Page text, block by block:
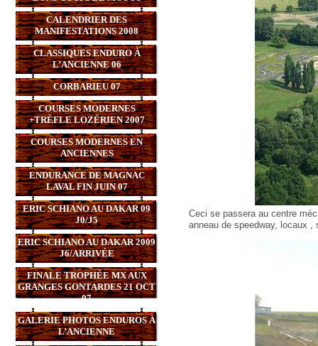
CALENDRIER DES
MANIFESTATIONS 2008
CLASSIQUES ENDURO À
L’ANCIENNE 06
CORBARIEU 07
COURSES MODERNES
+TRÈFLE LOZÉRIEN 2007
COURSES MODERNES EN
ANCIENNES
ENDURANCE DE MAGNAC
LAVAL FIN JUIN 07
ERIC SCHIANO AU DAKAR 09
J0/J5
ERIC SCHIANO AU DAKAR 2009
J6/ARRIVÉE
FINALE TROPHÉE MX AUX
GRANGES GONTARDES 21 OCT
07
GALERIE PHOTOS ENDUROS À
L’ANCIENNE
Ceci se passera au centre
anneau de speedway, locaux ,